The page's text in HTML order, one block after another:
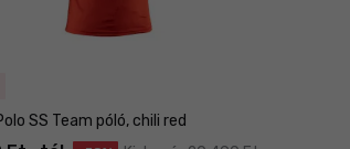
SS Team póló, chili red